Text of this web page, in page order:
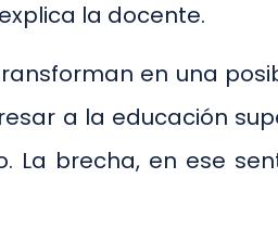
la docente.
en una
a la educación
brecha, en ese